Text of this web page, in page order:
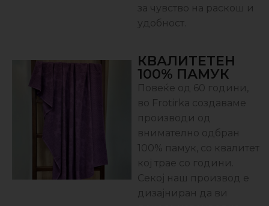
за чувство на раскош и
удобност.
КВАЛИТЕТЕН
100% ПАМУК
Повеќе од 60 години,
во Frotirka создаваме
производи од
внимателно одбран
100% памук, со квалитет
кој трае со години.
Секој наш производ е
дизајниран да ви